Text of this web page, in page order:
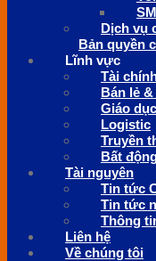
Dịch vụ
Bản quyền
Lĩnh vực
Tài
Bán lẻ
Giáo
Logistic
Truyền
Bất
Tài nguyên
Tin tức
Tin tức
Thông
Liên hệ
Về chúng tôi